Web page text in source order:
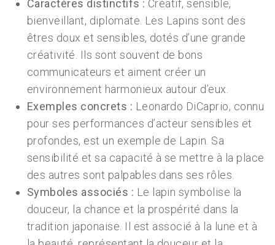
Caractères distinctifs : Créatif, sensible,
bienveillant, diplomate. Les Lapins sont des
êtres doux et sensibles, dotés d’une grande
créativité. Ils sont souvent de bons
communicateurs et aiment créer un
environnement harmonieux autour d’eux.
Exemples concrets : Leonardo DiCaprio, connu
pour ses performances d’acteur sensibles et
profondes, est un exemple de Lapin. Sa
sensibilité et sa capacité à se mettre à la place
des autres sont palpables dans ses rôles.
Symboles associés : Le lapin symbolise la
douceur, la chance et la prospérité dans la
tradition japonaise. Il est associé à la lune et à